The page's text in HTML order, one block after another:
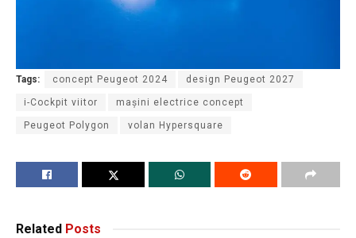
Tags: concept Peugeot 2024 design Peugeot 2027
i-Cockpit viitor mașini electrice concept
Peugeot Polygon volan Hypersquare
Related Posts